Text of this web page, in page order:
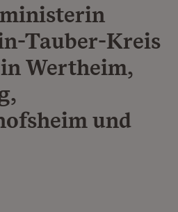
Tauber-Kreis
Wertheim,
und